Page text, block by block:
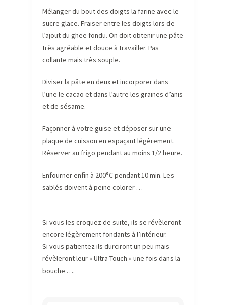
Mélanger du bout des doigts la farine avec le
sucre glace. Fraiser entre les doigts lors de
l’ajout du ghee fondu. On doit obtenir une pâte
très agréable et douce à travailler. Pas
collante mais très souple.
Diviser la pâte en deux et incorporer dans
l’une le cacao et dans l’autre les graines d’anis
et de sésame.
Façonner à votre guise et déposer sur une
plaque de cuisson en espaçant légèrement.
Réserver au frigo pendant au moins 1/2 heure.
Enfourner enfin à 200°C pendant 10 min. Les
sablés doivent à peine colorer …
Si vous les croquez de suite, ils se révèleront
encore légèrement fondants à l’intérieur.
Si vous patientez ils durciront un peu mais
révèleront leur « Ultra Touch » une fois dans la
bouche ….